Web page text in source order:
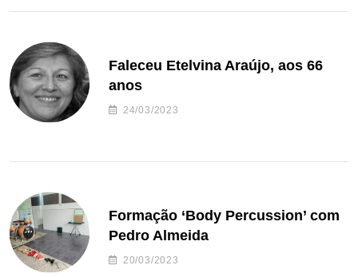
Faleceu Etelvina Araújo, aos 66
anos
24/03/2023
Formação ‘Body Percussion’ com
Pedro Almeida
20/03/2023